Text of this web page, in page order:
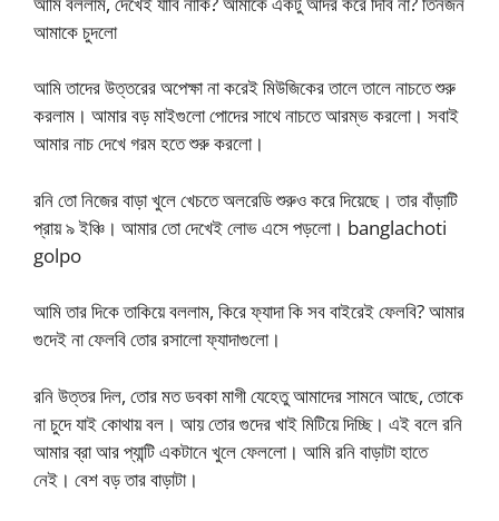
আমাকে চুদলো
আমি তাদের উত্তরের অপেক্ষা না করেই মিউজিকের তালে তালে নাচতে শুরু
করলাম। আমার বড় মাইগুলো পোদের সাথে নাচতে আরম্ভ করলো। সবাই
আমার নাচ দেখে গরম হতে শুরু করলো।
রনি তো নিজের বাড়া খুলে খেচতে অলরেডি শুরুও করে দিয়েছে। তার বাঁড়াটি
প্রায় ৯ ইঞ্চি। আমার তো দেখেই লোভ এসে পড়লো। banglachoti
golpo
আমি তার দিকে তাকিয়ে বললাম, কিরে ফ্যাদা কি সব বাইরেই ফেলবি? আমার
গুদেই না ফেলবি তোর রসালো ফ্যাদাগুলো।
রনি উত্তর দিল, তোর মত ডবকা মাগী যেহেতু আমাদের সামনে আছে, তোকে
না চুদে যাই কোথায় বল। আয় তোর গুদের খাই মিটিয়ে দিচ্ছি। এই বলে রনি
আমার ব্রা আর প্যান্টি একটানে খুলে ফেললো। আমি রনি বাড়াটা হাতে
নেই। বেশ বড় তার বাড়াটা।